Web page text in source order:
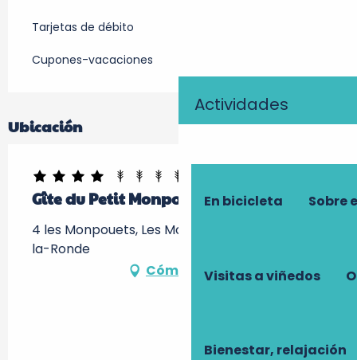
Actividades
En bicicleta Sobre
Visitas a viñedos
Bienestar, relajación
Tarjetas de débito
Cupones-vacaciones
Ubicación
Gîte du Petit Monpouet
4 les Monpouets, Les Monpouets, 37460 Céré-
la-Ronde
Cómo llegar